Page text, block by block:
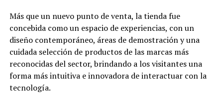
Más que un nuevo punto de venta, la tienda fue
concebida como un espacio de experiencias, con un
diseño contemporáneo, áreas de demostración y una
cuidada selección de productos de las marcas más
reconocidas del sector, brindando a los visitantes una
forma más intuitiva e innovadora de interactuar con la
tecnología.